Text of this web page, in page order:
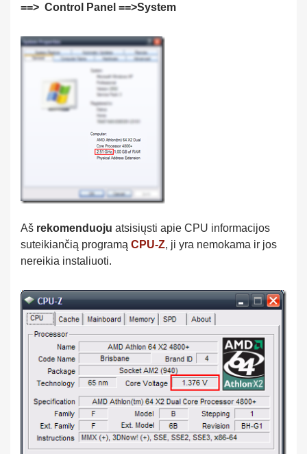
==> Control Panel ==>System
Aš rekomenduoju atsisiųsti apie CPU informacijos
suteikiančią programą CPU-Z, ji yra nemokama ir jos
nereikia instaliuoti.